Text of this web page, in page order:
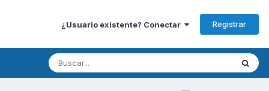
¿Usuario existente? Conectar Registrar